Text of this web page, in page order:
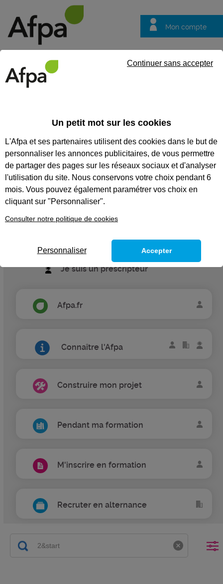
Mon compte
questions
VOS QUESTIONS
Recherches populaires :Conseiller Emploi Formation
Je suis une entreprise
Je suis un prescripteur
Afpa.fr
Connaître l'Afpa
Construire mon projet
Pendant ma formation
M'inscrire en formation
Recruter en alternance
Un petit mot sur les cookies
L'Afpa et ses partenaires utilisent des cookies dans le but de
personnaliser les annonces publicitaires, de vous permettre
de partager des pages sur les réseaux sociaux et d'analyser
l'utilisation du site. Nous conservons votre choix pendant 6
mois. Vous pouvez également paramétrer vos choix en
cliquant sur "Personnaliser".
Consulter notre politique de cookies
Continuer sans accepter
Personnaliser Accepter